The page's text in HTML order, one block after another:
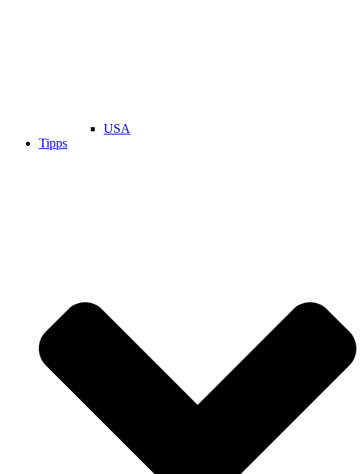
USA
Tipps